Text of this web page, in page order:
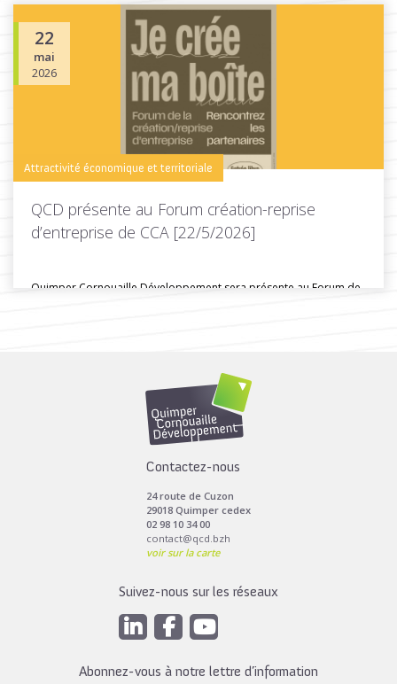
Toutes les actus de cette rubrique
22
mai
2026
Attractivité économique et territoriale
QCD présente au Forum création-reprise
d’entreprise de CCA [22/5/2026]
Quimper Cornouaille Développement sera présente au Forum de
Toutes les actus de cette rubrique
Contactez-nous
24 route de Cuzon
29018 Quimper cedex
02 98 10 34 00
contact@qcd.bzh
voir sur la carte
Suivez-nous sur les réseaux
Abonnez-vous à notre lettre d’information